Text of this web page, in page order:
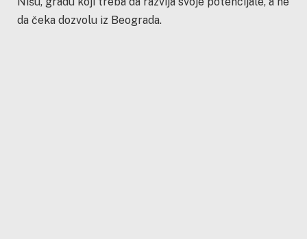
da čeka dozvolu iz Beograda.